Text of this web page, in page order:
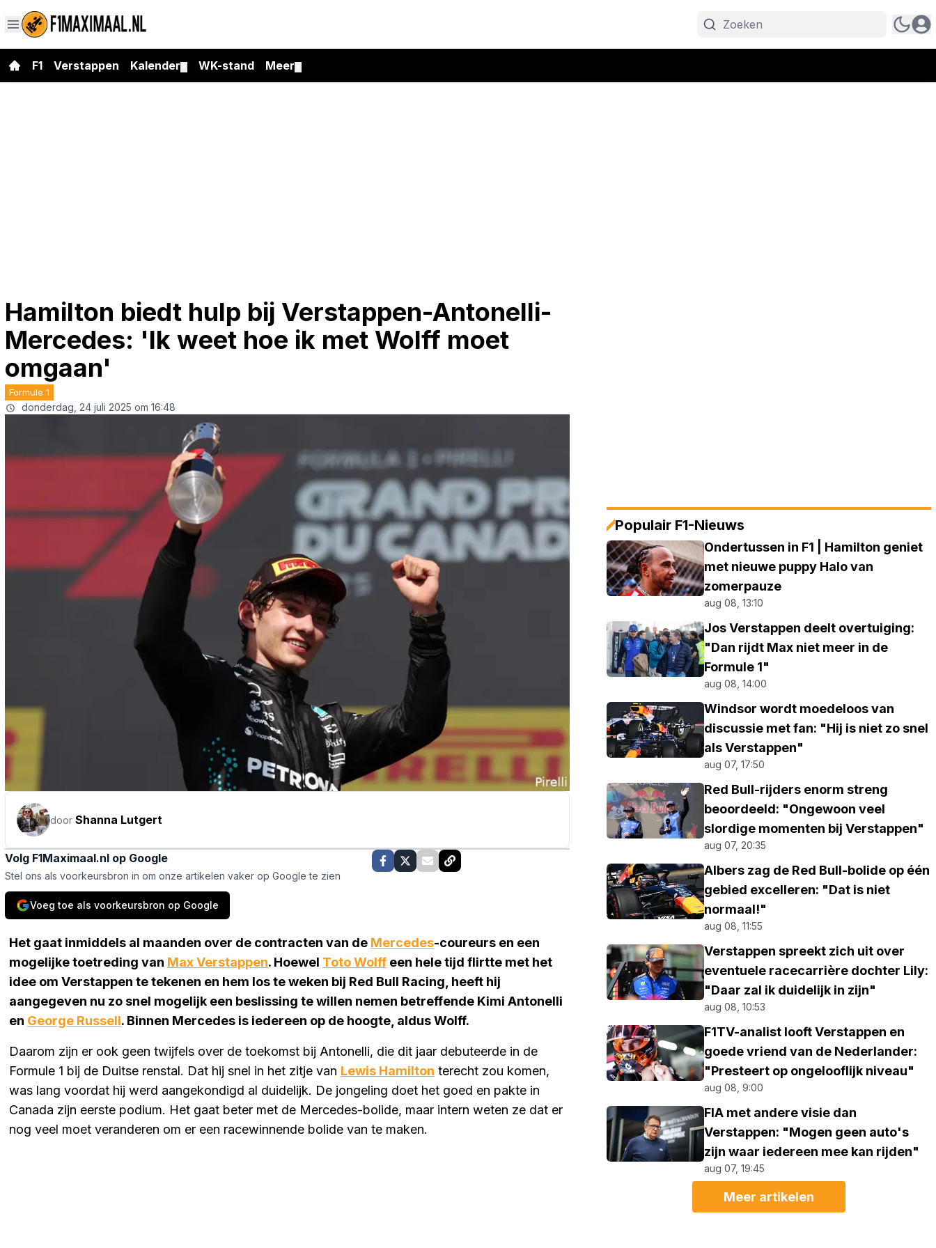
F1 Verstappen Kalender WK-stand Meer
Hamilton biedt hulp bij Verstappen-Antonelli-
Mercedes: 'Ik weet hoe ik met Wolff moet
omgaan'
Formule 1
donderdag, 24 juli 2025 om 16:48
door Shanna Lutgert
Volg F1Maximaal.nl op Google
Stel ons als voorkeursbron in om onze artikelen vaker op Google te zien
Voeg toe als voorkeursbron op Google
Het gaat inmiddels al maanden over de contracten van de Mercedes-coureurs en een
mogelijke toetreding van Max Verstappen. Hoewel Toto Wolff een hele tijd flirtte met het
idee om Verstappen te tekenen en hem los te weken bij Red Bull Racing, heeft hij
aangegeven nu zo snel mogelijk een beslissing te willen nemen betreffende Kimi Antonelli
en George Russell. Binnen Mercedes is iedereen op de hoogte, aldus Wolff.
Daarom zijn er ook geen twijfels over de toekomst bij Antonelli, die dit jaar debuteerde in de
Formule 1 bij de Duitse renstal. Dat hij snel in het zitje van Lewis Hamilton terecht zou komen,
was lang voordat hij werd aangekondigd al duidelijk. De jongeling doet het goed en pakte in
Canada zijn eerste podium. Het gaat beter met de Mercedes-bolide, maar intern weten ze dat er
nog veel moet veranderen om er een racewinnende bolide van te maken.
Populair F1-Nieuws
Ondertussen in F1 | Hamilton geniet
met nieuwe puppy Halo van
zomerpauze
aug 08, 13:10
Jos Verstappen deelt overtuiging:
"Dan rijdt Max niet meer in de
Formule 1"
aug 08, 14:00
Windsor wordt moedeloos van
discussie met fan: "Hij is niet zo snel
als Verstappen"
aug 07, 17:50
Red Bull-rijders enorm streng
beoordeeld: "Ongewoon veel
slordige momenten bij Verstappen"
aug 07, 20:35
Albers zag de Red Bull-bolide op één
gebied excelleren: "Dat is niet
normaal!"
aug 08, 11:55
Verstappen spreekt zich uit over
eventuele racecarrière dochter Lily:
"Daar zal ik duidelijk in zijn"
aug 08, 10:53
F1TV-analist looft Verstappen en
goede vriend van de Nederlander:
"Presteert op ongelooflijk niveau"
aug 08, 9:00
FIA met andere visie dan
Verstappen: "Mogen geen auto's
zijn waar iedereen mee kan rijden"
aug 07, 19:45
Meer artikelen